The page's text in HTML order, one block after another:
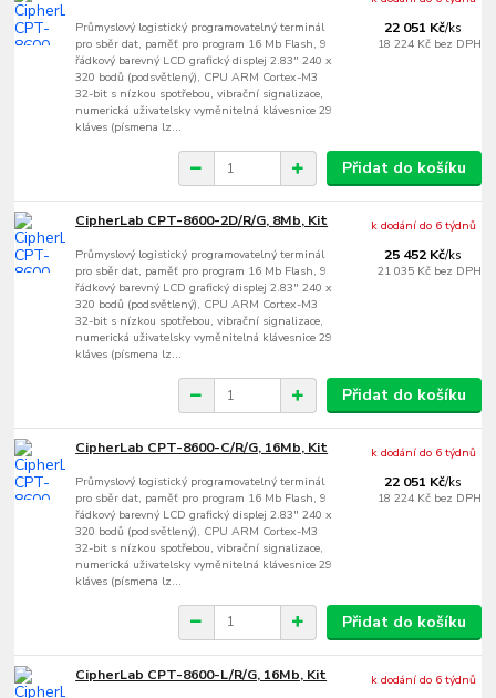
Průmyslový logistický programovatelný terminál
pro sběr dat, paměť pro program 16 Mb Flash, 9
řádkový barevný LCD grafický displej 2.83" 240 x
320 bodů (podsvětlený), CPU ARM Cortex-M3
32-bit s nízkou spotřebou, vibrační signalizace,
numerická uživatelsky vyměnitelná klávesnice 29
kláves (písmena lz...
22 051 Kč/ks
18 224 Kč bez DPH
Přidat do košíku
CipherLab CPT-8600-2D/R/G, 8Mb, Kit
Průmyslový logistický programovatelný terminál
pro sběr dat, paměť pro program 16 Mb Flash, 9
řádkový barevný LCD grafický displej 2.83" 240 x
320 bodů (podsvětlený), CPU ARM Cortex-M3
32-bit s nízkou spotřebou, vibrační signalizace,
numerická uživatelsky vyměnitelná klávesnice 29
kláves (písmena lz...
25 452 Kč/ks
21 035 Kč bez DPH
k dodání do 6 týdnů
Přidat do košíku
CipherLab CPT-8600-C/R/G, 16Mb, Kit
Průmyslový logistický programovatelný terminál
pro sběr dat, paměť pro program 16 Mb Flash, 9
řádkový barevný LCD grafický displej 2.83" 240 x
320 bodů (podsvětlený), CPU ARM Cortex-M3
32-bit s nízkou spotřebou, vibrační signalizace,
numerická uživatelsky vyměnitelná klávesnice 29
kláves (písmena lz...
22 051 Kč/ks
18 224 Kč bez DPH
k dodání do 6 týdnů
Přidat do košíku
CipherLab CPT-8600-L/R/G, 16Mb, Kit k dodání do 6 týdnů